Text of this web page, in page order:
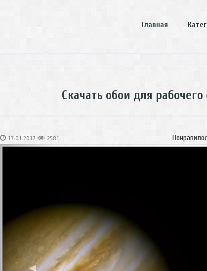
Главная
Скачать обои для
17.01.2017 2581
◀